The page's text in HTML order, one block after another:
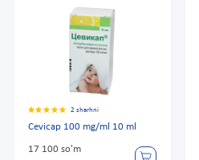
2 sharhni
Cevicap 100 mg/ml 10 ml
17 100 so'm